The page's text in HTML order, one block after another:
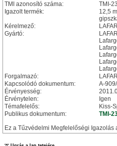
TMI azonosító száma:
TMI-
Igazolt termék:
12,5
Kérelmező:
Gyártó:
Forgalmazó:
Kapcsolódó dokumentum:
A-
Érvényesség:
Érvénytelen:
Igen
Témafelelős:
Kiss-
Publikus dokumentum:
TMI-
Ez a Tűzvédelmi Megfelelőségi Igazolás